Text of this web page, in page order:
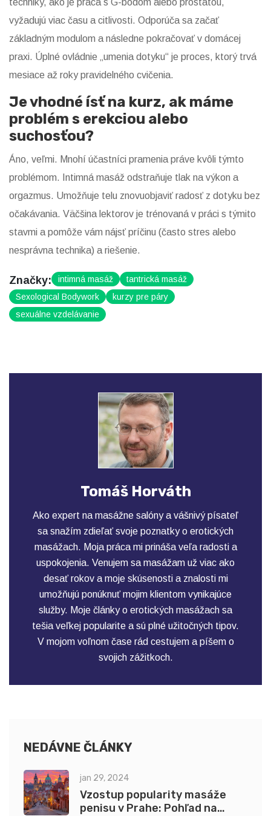
techniky, ako je práca s G-bodom alebo prostatou,
vyžadujú viac času a citlivosti. Odporúča sa začať
základným modulom a následne pokračovať v domácej
praxi. Úplné ovládnie „umenia dotyku“ je proces, ktorý trvá
mesiace až roky pravidelného cvičenia.
Je vhodné ísť na kurz, ak máme
problém s erekciou alebo
suchosťou?
Áno, veľmi. Mnohí účastníci pramenia práve kvôli týmto
problémom. Intimná masáž odstraňuje tlak na výkon a
orgazmus. Umožňuje telu znovuobjaviť radosť z dotyku bez
očakávania. Väčšina lektorov je trénovaná v práci s týmito
stavmi a pomôže vám nájsť príčinu (často stres alebo
nesprávna technika) a riešenie.
Značky: intimná masáž
tantrická masáž
Sexological Bodywork
kurzy pre páry
sexuálne vzdelávanie
Tomáš Horváth
Ako expert na masážne salóny a vášnivý písateľ
sa snažím zdieľať svoje poznatky o erotických
masážach. Moja práca mi prináša veľa radosti a
uspokojenia. Venujem sa masážam už viac ako
desať rokov a moje skúsenosti a znalosti mi
umožňujú ponúknuť mojim klientom vynikajúce
služby. Moje články o erotických masážach sa
tešia veľkej popularite a sú plné užitočných tipov.
V mojom voľnom čase rád cestujem a píšem o
svojich zážitkoch.
NEDÁVNE ČLÁNKY
jan 29, 2024
Vzostup popularity masáže
penisu v Prahe: Pohľad na